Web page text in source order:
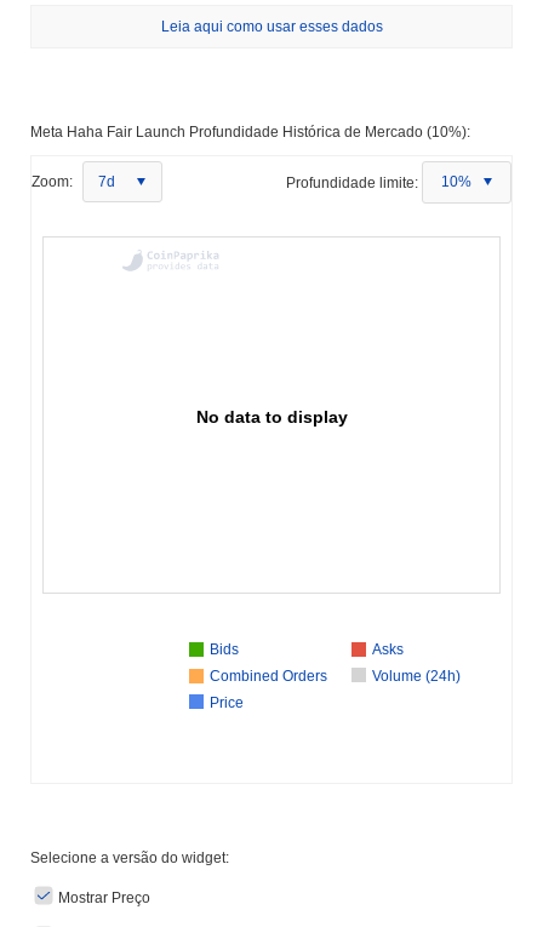
Leia aqui como usar esses dados
Meta Haha Fair Launch Profundidade Histórica de Mercado (10%):
Zoom: 7d Profundidade limite: 10%
No data to display
Bids
Asks
Combined Orders
Volume (24h)
Price
Selecione a versão do widget:
Mostrar Preço